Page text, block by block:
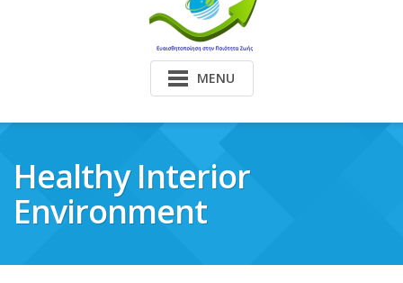
MENU
Healthy Interior
Environment